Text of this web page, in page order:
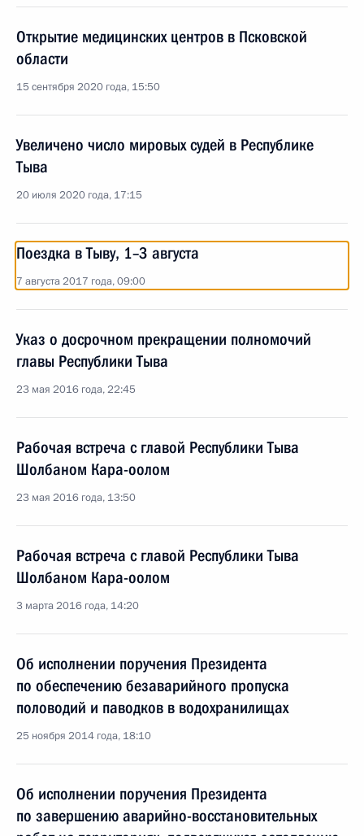
Открытие медицинских центров в Псковской
области
15 сентября 2020 года, 15:50
Увеличено число мировых судей в Республике
Тыва
20 июля 2020 года, 17:15
Поездка в Тыву, 1–3 августа
7 августа 2017 года, 09:00
Указ о досрочном прекращении полномочий
главы Республики Тыва
23 мая 2016 года, 22:45
Рабочая встреча с главой Республики Тыва
Шолбаном Кара-оолом
23 мая 2016 года, 13:50
Рабочая встреча с главой Республики Тыва
Шолбаном Кара-оолом
3 марта 2016 года, 14:20
Об исполнении поручения Президента
по обеспечению безаварийного пропуска
половодий и паводков в водохранилищах
25 ноября 2014 года, 18:10
Об исполнении поручения Президента
по завершению аварийно-восстановительных